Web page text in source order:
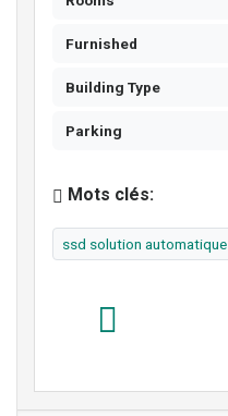
Furnished
Building Type
Parking
Mots clés:
ssd solution automatique